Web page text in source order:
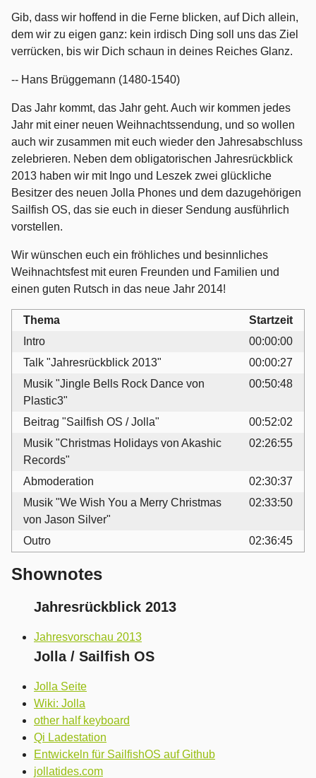
Gib, dass wir hoffend in die Ferne blicken, auf Dich allein,
dem wir zu eigen ganz: kein irdisch Ding soll uns das Ziel
verrücken, bis wir Dich schaun in deines Reiches Glanz.
-- Hans Brüggemann (1480-1540)
Das Jahr kommt, das Jahr geht. Auch wir kommen jedes
Jahr mit einer neuen Weihnachtssendung, und so wollen
auch wir zusammen mit euch wieder den Jahresabschluss
zelebrieren. Neben dem obligatorischen Jahresrückblick
2013 haben wir mit Ingo und Leszek zwei glückliche
Besitzer des neuen Jolla Phones und dem dazugehörigen
Sailfish OS, das sie euch in dieser Sendung ausführlich
vorstellen.
Wir wünschen euch ein fröhliches und besinnliches
Weihnachtsfest mit euren Freunden und Familien und
einen guten Rutsch in das neue Jahr 2014!
Thema
Startzeit
Intro
00:00:00
Talk "Jahresrückblick 2013"
00:00:27
Musik "Jingle Bells Rock Dance von
Plastic3"
00:50:48
Beitrag "Sailfish OS / Jolla"
00:52:02
Musik "Christmas Holidays von Akashic
Records"
02:26:55
Abmoderation
02:30:37
Musik "We Wish You a Merry Christmas
von Jason Silver"
02:33:50
Outro 02:36:45
Shownotes
Jahresrückblick 2013
Jahresvorschau 2013
Jolla / Sailfish OS
Jolla Seite
Wiki: Jolla
other half keyboard
Qi Ladestation
Entwickeln für SailfishOS auf Github
jollatides.com